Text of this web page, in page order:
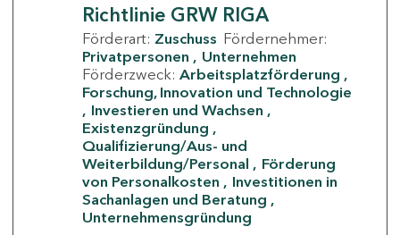
Richtlinie GRW RIGA
Förderart: Zuschuss Fördernehmer:
Privatpersonen
Unternehmen
Förderzweck: Arbeitsplatzförderung
Forschung, Innovation und Technologie
Investieren und Wachsen
Existenzgründung
Qualifizierung/Aus- und
Weiterbildung/Personal
Förderung
von Personalkosten
Investitionen in
Sachanlagen und Beratung
Unternehmensgründung